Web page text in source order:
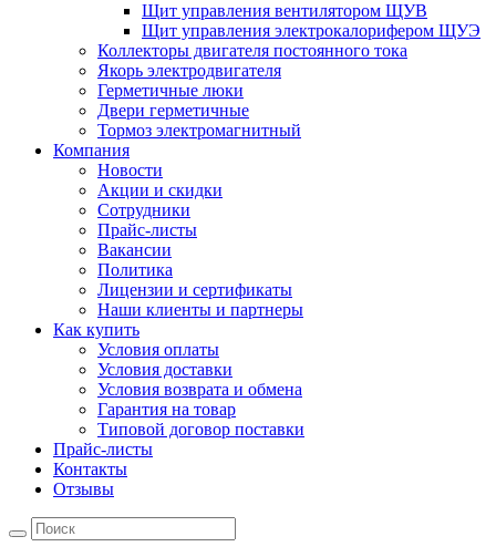
Щит управления вентилятором ЩУВ
Щит управления электрокалорифером ЩУЭ
Коллекторы двигателя постоянного тока
Якорь электродвигателя
Герметичные люки
Двери герметичные
Тормоз электромагнитный
Компания
Новости
Акции и скидки
Сотрудники
Прайс-листы
Вакансии
Политика
Лицензии и сертификаты
Наши клиенты и партнеры
Как купить
Условия оплаты
Условия доставки
Условия возврата и обмена
Гарантия на товар
Типовой договор поставки
Прайс-листы
Контакты
Отзывы